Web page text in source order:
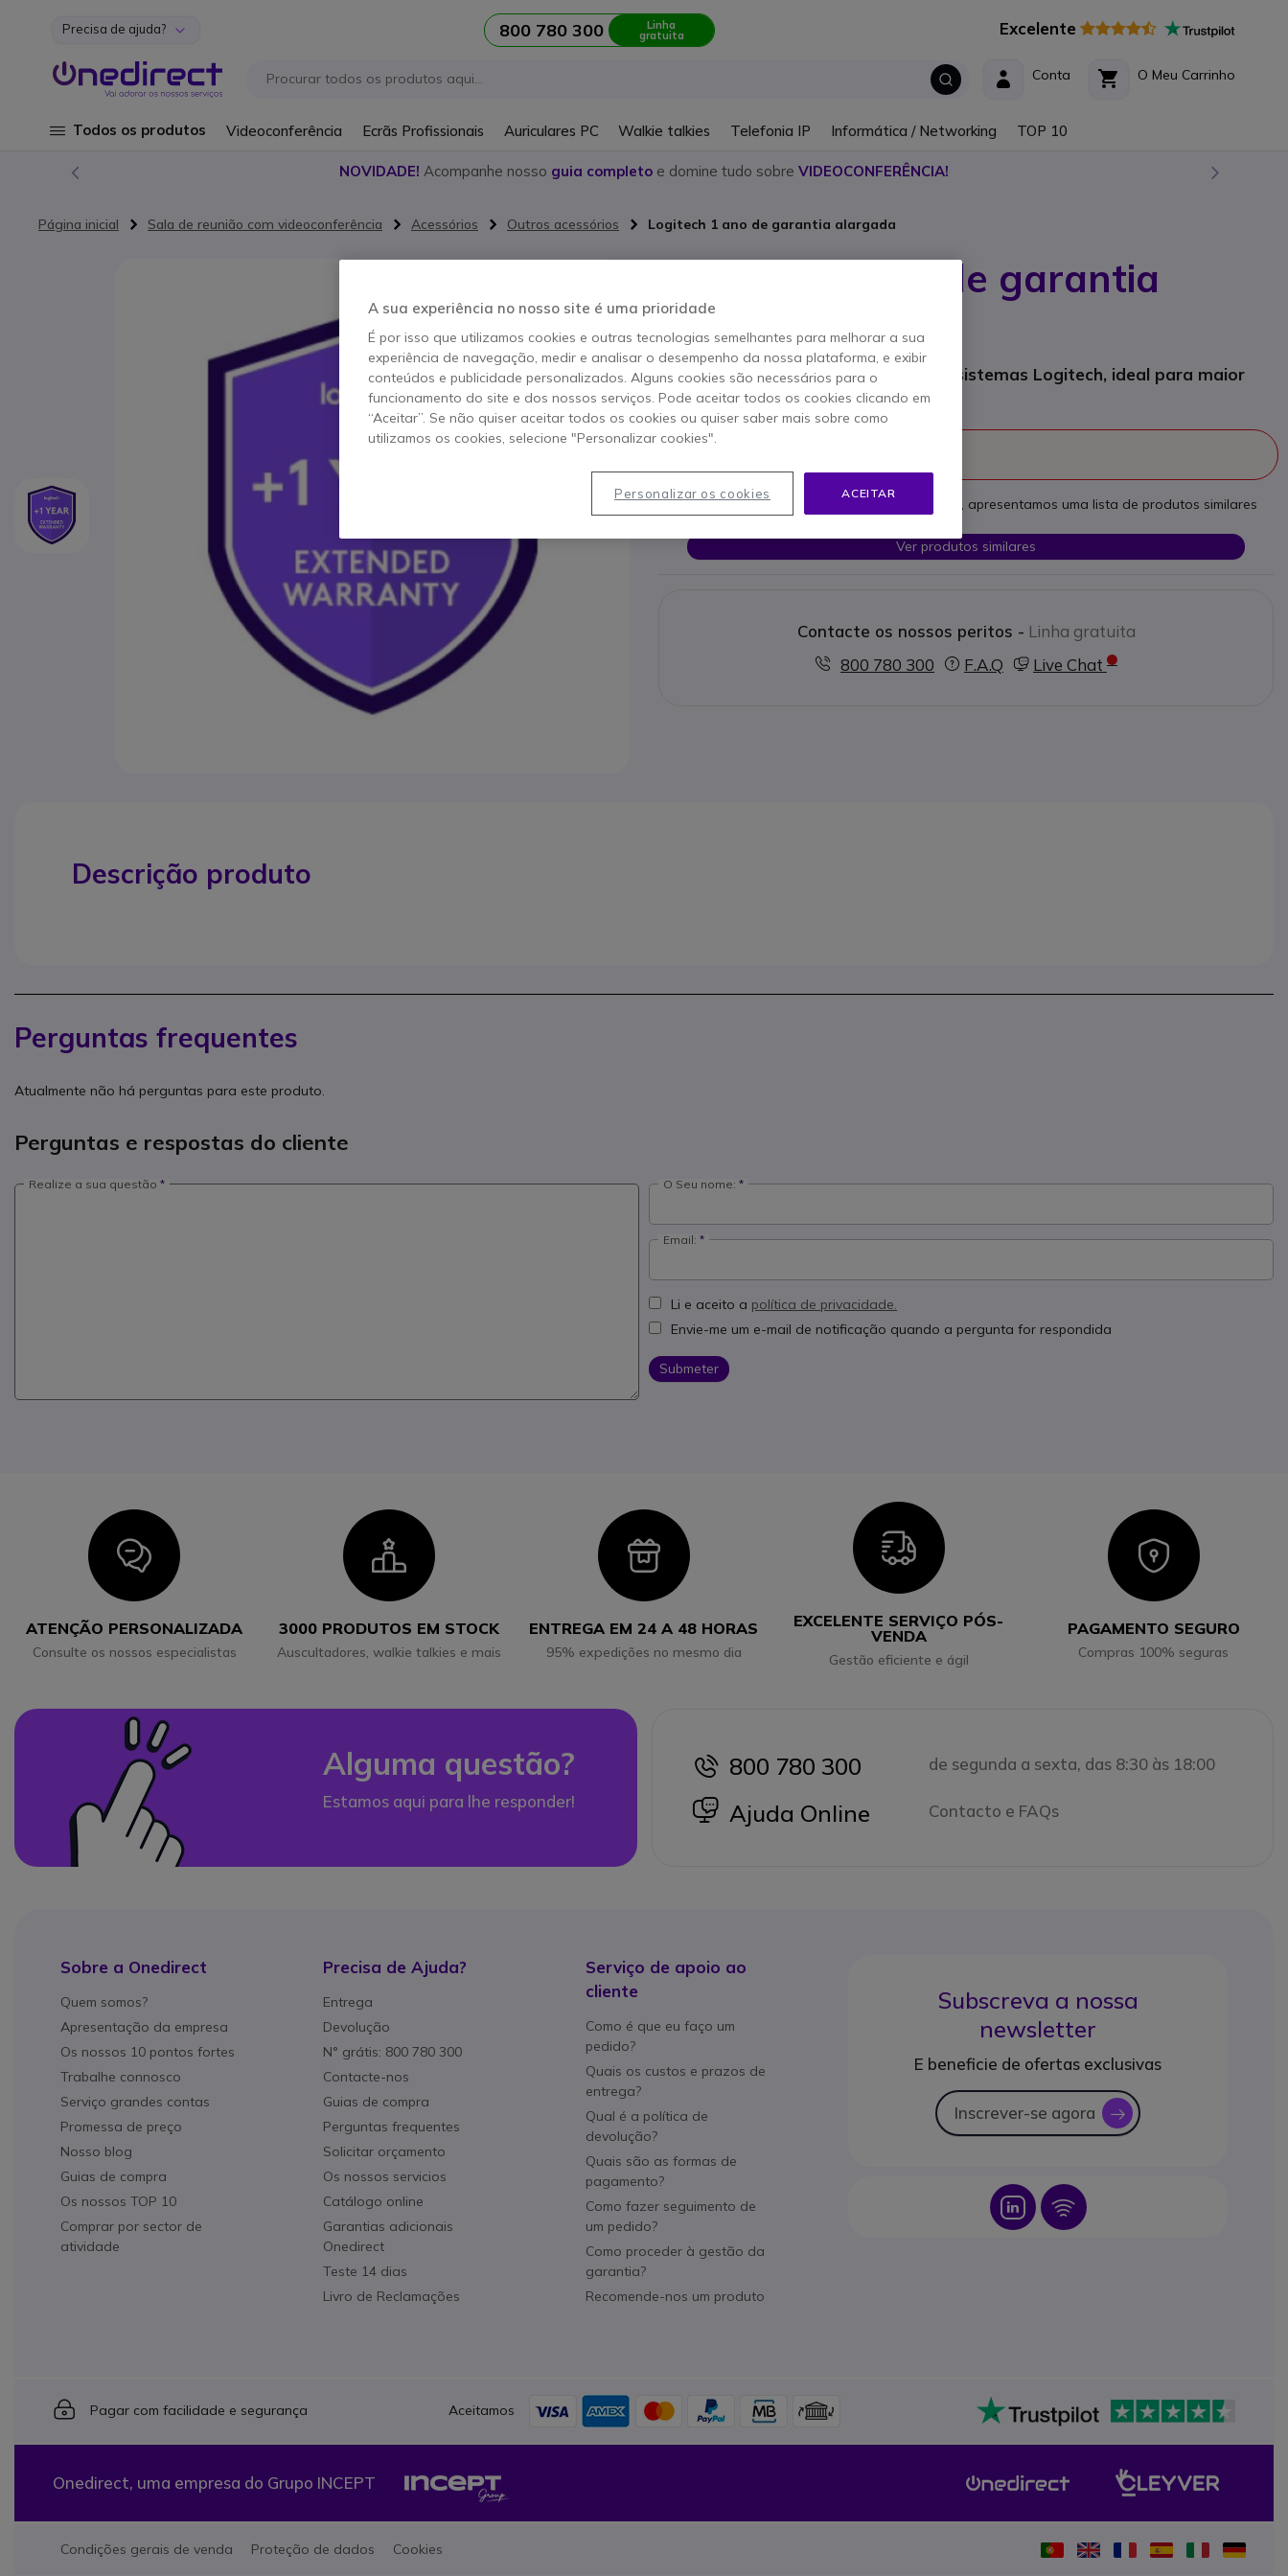
Ir para o Conteúdo
Precisa de ajuda? 800 780 300 Linha
gratuita Excelente
O Meu Carrinho
Conta
Todos os produtos Videoconferência Ecrãs Profissionais Auriculares PC Walkie talkies Telefonia IP Informática / Networking TOP 10
NOVIDADE! Acompanhe nosso guia completo e domine tudo sobre VIDEOCONFERÊNCIA!
Página inicial Sala de reunião com videoconferência Acessórios Outros acessórios Logitech 1 ano de garantia alargada
Logitech 1 ano de garantia
alargada
Referência produto: LOGAR1
Garantia alargada de 1 ano para os sistemas Logitech, ideal para maior
segurança e tranquilidade.
Para melhor satisfazer as suas necessidades, apresentamos uma lista de produtos similares
Ver produtos similares
Contacte os nossos peritos - Linha gratuita
800 780 300
F.A.Q Live Chat
Descrição produto
Perguntas frequentes
Atualmente não há perguntas para este produto.
Perguntas e respostas do cliente
Realize a sua questão O Seu nome:
Email:
Li e aceito a política de privacidade.
Envie-me um e-mail de notificação quando a pergunta for respondida
Submeter
Icon
ATENÇÃO PERSONALIZADA
Consulte os nossos especialistas
Icon
3000 PRODUTOS EM STOCK
Auscultadores, walkie talkies e mais
Icon
ENTREGA EM 24 A 48 HORAS
95% expedições no mesmo dia
Icon
EXCELENTE SERVIÇO PÓS-
VENDA
Gestão eficiente e ágil
Icon
PAGAMENTO SEGURO
Compras 100% seguras
Alguma questão?
Estamos aqui para lhe responder!
icon
800 780 300 de segunda a sexta, das 8:30 às 18:00
icon
Ajuda Online Contacto e FAQs
Sobre a Onedirect
Quem somos?
Apresentação da empresa
Os nossos 10 pontos fortes
Trabalhe connosco
Serviço grandes contas
Promessa de preço
Nosso blog
Guias de compra
Os nossos TOP 10
Comprar por sector de
atividade
Precisa de Ajuda?
Entrega
Devolução
N° grátis: 800 780 300
Contacte-nos
Guias de compra
Perguntas frequentes
Solicitar orçamento
Os nossos servicios
Catálogo online
Garantias adicionais
Onedirect
Teste 14 dias
Livro de Reclamações
Serviço de apoio ao
cliente
Como é que eu faço um
pedido?
Quais os custos e prazos de
entrega?
Qual é a política de
devolução?
Quais são as formas de
pagamento?
Como fazer seguimento de
um pedido?
Como proceder à gestão da
garantia?
Recomende-nos um produto
Subscreva a nossa
newsletter
E beneficie de ofertas exclusivas
Inscrever-se agora icon
Icon Icon
Icon
Pagar com facilidade e segurança Aceitamos
Onedirect, uma empresa do Grupo INCEPT
Condições gerais de venda Proteção de dados Cookies
A sua experiência no nosso site é uma prioridade
É por isso que utilizamos cookies e outras tecnologias semelhantes para melhorar a sua
experiência de navegação, medir e analisar o desempenho da nossa plataforma, e exibir
conteúdos e publicidade personalizados. Alguns cookies são necessários para o
funcionamento do site e dos nossos serviços. Pode aceitar todos os cookies clicando em
“Aceitar”. Se não quiser aceitar todos os cookies ou quiser saber mais sobre como
utilizamos os cookies, selecione "Personalizar cookies".
ACEITAR
Personalizar os cookies